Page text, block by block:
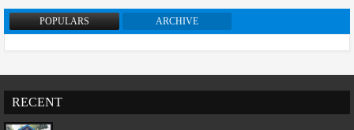
POPULARS ARCHIVE
RECENT